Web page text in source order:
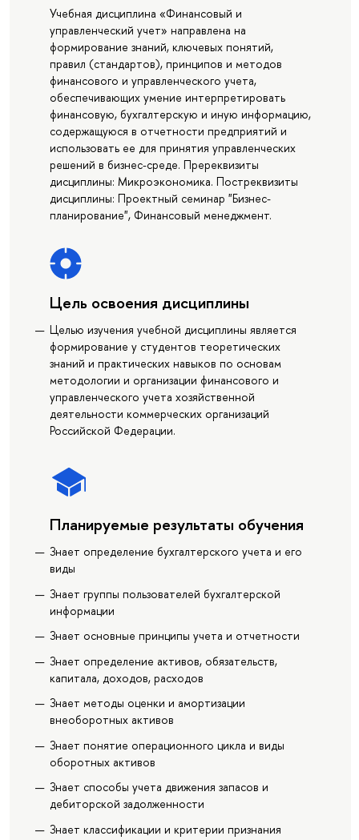
Учебная дисциплина «Финансовый и
управленческий учет» направлена на
формирование знаний, ключевых понятий,
правил (стандартов), принципов и методов
финансового и управленческого учета,
обеспечивающих умение интерпретировать
финансовую, бухгалтерскую и иную информацию,
содержащуюся в отчетности предприятий и
использовать ее для принятия управленческих
решений в бизнес-среде. Пререквизиты
дисциплины: Микроэкономика. Постреквизиты
дисциплины: Проектный семинар "Бизнес-
планирование", Финансовый менеджмент.
Цель освоения дисциплины
Целью изучения учебной дисциплины является
формирование у студентов теоретических
знаний и практических навыков по основам
методологии и организации финансового и
управленческого учета хозяйственной
деятельности коммерческих организаций
Российской Федерации.
Планируемые результаты обучения
Знает определение бухгалтерского учета и его
виды
Знает группы пользователей бухгалтерской
информации
Знает основные принципы учета и отчетности
Знает определение активов, обязательств,
капитала, доходов, расходов
Знает методы оценки и амортизации
внеоборотных активов
Знает понятие операционного цикла и виды
оборотных активов
Знает способы учета движения запасов и
дебиторской задолженности
Знает классификации и критерии признания